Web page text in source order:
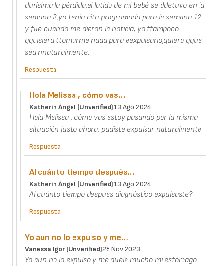
durísima la pérdida,el latido de mi bebé se ddetuvo en la
semana 8,yo tenía cita programada para la semana 12
y fue cuando me dieron la noticia, yo ttampoco
qquisiera ttomarme nada para eexpulsarlo,quiero qque
sea nnaturalmente.
Respuesta
Hola Melissa , cómo vas…
Katherin Ángel (unverified)13 Ago 2024
Hola Melissa , cómo vas estoy pasando por la misma
situación justo ahora, pudiste expulsar naturalmente
Respuesta
Al cuánto tiempo después…
Katherin Ángel (unverified)13 Ago 2024
Al cuánto tiempo después diagnóstico expulsaste?
Respuesta
Yo aun no lo expulso y me…
Vanessa Igor (unverified)28 Nov 2023
Yo aun no lo expulso y me duele mucho mi estomago